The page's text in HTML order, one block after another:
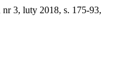
nr 3, luty 2018, s. 175-93,